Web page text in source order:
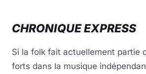
CHRONIQUE EXPRESS
Si la folk fait actuellement partie
forts dans la musique